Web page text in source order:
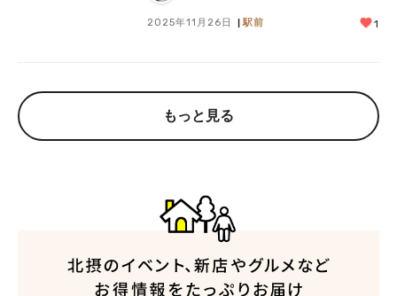
2025年11月26日 駅前 1
もっと見る
#大阪学院大 商品開発プロジェクト